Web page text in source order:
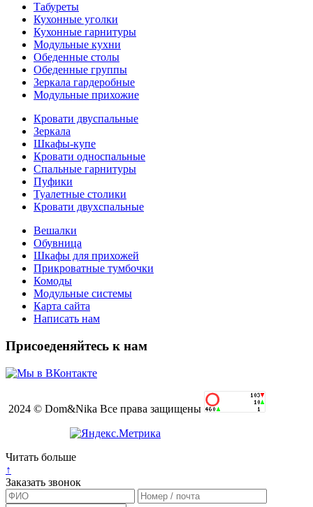
Табуреты
Кухонные уголки
Кухонные гарнитуры
Модульные кухни
Обеденные столы
Обеденные группы
Зеркала гардеробные
Модульные прихожие
Кровати двуспальные
Зеркала
Шкафы-купе
Кровати односпальные
Спальные гарнитуры
Пуфики
Туалетные столики
Кровати двухспальные
Вешалки
Обувница
Шкафы для прихожей
Прикроватные тумбочки
Комоды
Модульные системы
Карта сайта
Написать нам
Присоеденяйтесь к нам
2024 © Dom&Nika Все права защищены
Читать больше
↑
Заказать звонок